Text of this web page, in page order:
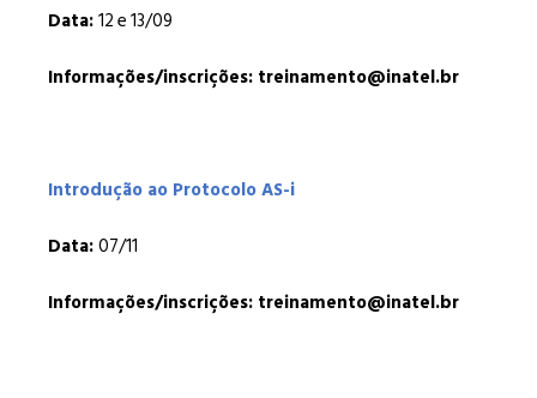
Data:12 e 13/09
Informações/inscrições: treinamento@inatel.br
Introdução ao Protocolo AS-i
Data:07/11
Informações/inscrições: treinamento@inatel.br